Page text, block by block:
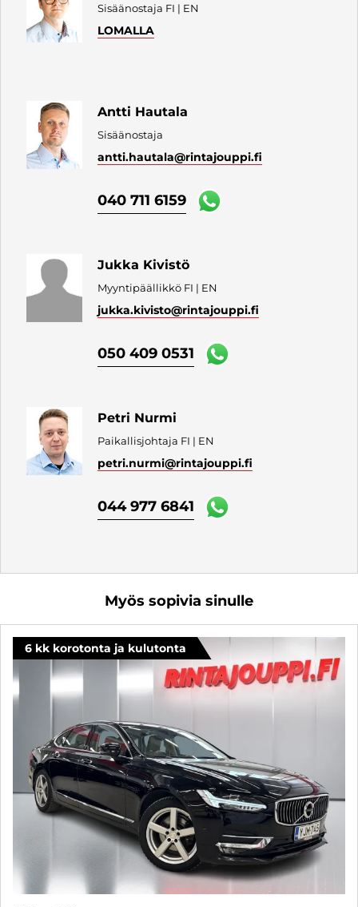
Sisäänostaja FI | EN
LOMALLA
Antti Hautala
Sisäänostaja
antti.hautala@rintajouppi.fi
040 711 6159
Jukka Kivistö
Myyntipäällikkö FI | EN
jukka.kivisto@rintajouppi.fi
050 409 0531
Petri Nurmi
Paikallisjohtaja FI | EN
petri.nurmi@rintajouppi.fi
044 977 6841
Myös sopivia sinulle
6 kk korotonta ja kulutonta